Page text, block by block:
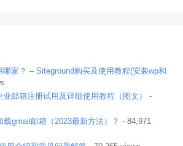
家？ – Siteground购买及使用教程(安装wp和
邮箱注册试用及详细使用教程（图文）
-
gmail邮箱（2023最新方法）？ - 84,971